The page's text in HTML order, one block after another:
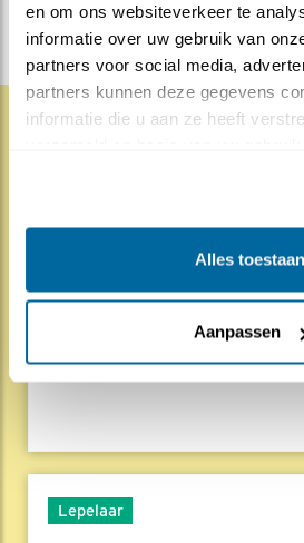
en om ons websiteverkeer te
informatie over uw gebruik van
partners voor social media,
partners kunnen deze gegevens
informatie die u aan ze heeft
Alles toestaan
Aanpassen
17.07.26Beleef de Lente zit
Lees meer
Lepelaar